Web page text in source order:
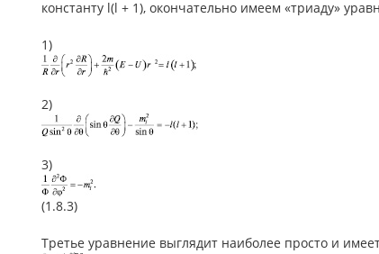
константу l(l + 1), окончательно имеем «триаду»
1)
2)
3)
(1.8.3)
Третье уравнение выглядит наиболее просто и